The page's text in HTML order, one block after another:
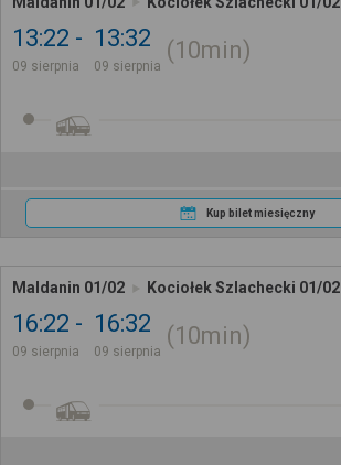
13:22
09 sierpnia
13:32
09 sierpnia
10min
Kup bilet miesięczny
Maldanin 01/02 Kociołek Szlachecki 01/02
16:22
09 sierpnia
16:32
09 sierpnia
10min